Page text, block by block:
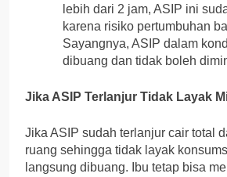
lebih dari 2 jam, ASIP ini
karena risiko pertumbuhan
Sayangnya, ASIP dalam
dibuang dan tidak boleh
Jika ASIP Terlanjur Tidak Layak
Jika ASIP sudah terlanjur cair total
ruang sehingga tidak layak
langsung dibuang. Ibu tetap bisa